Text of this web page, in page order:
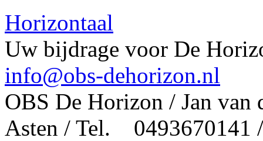
Horizontaal
Uw bijdrage voor De
info@obs-dehorizon.nl
OBS De Horizon / Jan van
Asten / Tel. 0493670141